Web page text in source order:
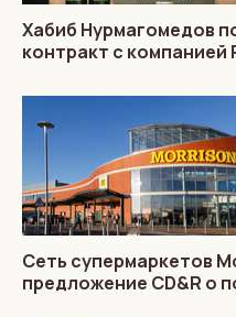
Хабиб Нурмагомедов
контракт с компанией
Сеть супермаркетов
предложение CD&R о